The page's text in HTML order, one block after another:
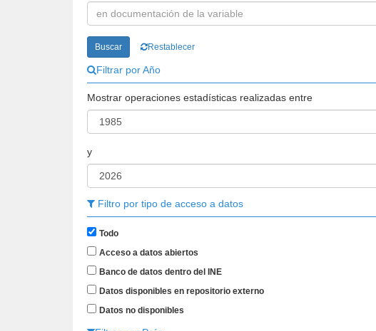
Buscar Restablecer
Filtrar por Año
Mostrar operaciones estadísticas realizadas entre
y
Filtro por tipo de acceso a datos
Todo
Acceso a datos abiertos
Banco de datos dentro del INE
Datos disponibles en repositorio externo
Datos no disponibles